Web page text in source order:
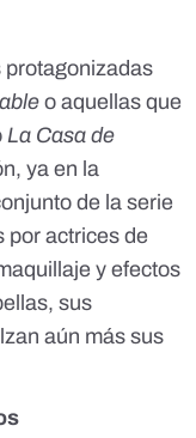
protagonizadas
o aquellas que
La Casa de
ya en la
de la serie
por actrices de
y efectos
sus
aún más sus